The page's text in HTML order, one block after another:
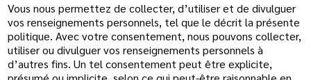
Vous nous permettez de collecter, d’utiliser et de divulguer
vos renseignements personnels, tel que le décrit la présente
politique. Avec votre consentement, nous pouvons collecter,
utiliser ou divulguer vos renseignements personnels à
d’autres fins. Un tel consentement peut être explicite,